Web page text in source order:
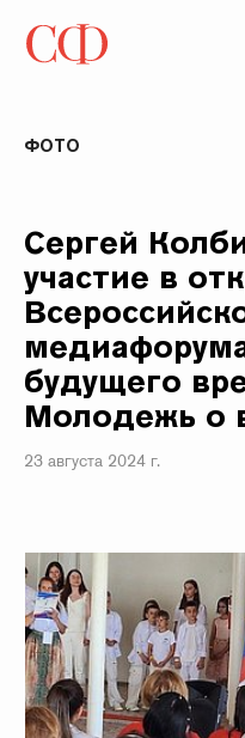
ФОТО
Сергей
участие в
будущего
Молодежь о
23 августа 2024 г.